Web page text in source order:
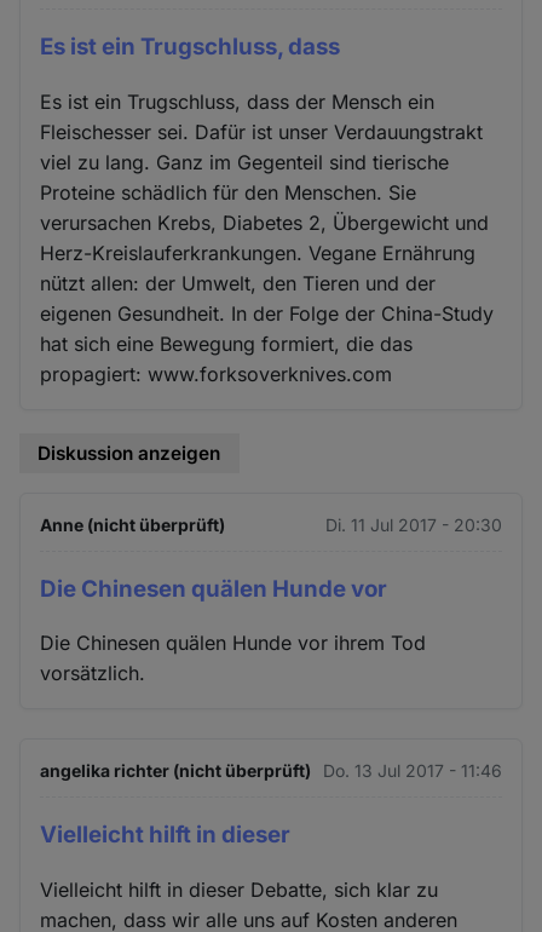
Es ist ein Trugschluss, dass
Es ist ein Trugschluss, dass der Mensch ein
Fleischesser sei. Dafür ist unser Verdauungstrakt
viel zu lang. Ganz im Gegenteil sind tierische
Proteine schädlich für den Menschen. Sie
verursachen Krebs, Diabetes 2, Übergewicht und
Herz-Kreislauferkrankungen. Vegane Ernährung
nützt allen: der Umwelt, den Tieren und der
eigenen Gesundheit. In der Folge der China-Study
hat sich eine Bewegung formiert, die das
propagiert: www.forksoverknives.com
Diskussion anzeigen
Anne (nicht überprüft) Di. 11 Jul 2017 - 20:30
Die Chinesen quälen Hunde vor
Die Chinesen quälen Hunde vor ihrem Tod
vorsätzlich.
angelika richter (nicht überprüft) Do. 13 Jul 2017 - 11:46
Vielleicht hilft in dieser
Vielleicht hilft in dieser Debatte, sich klar zu
machen, dass wir alle uns auf Kosten anderen